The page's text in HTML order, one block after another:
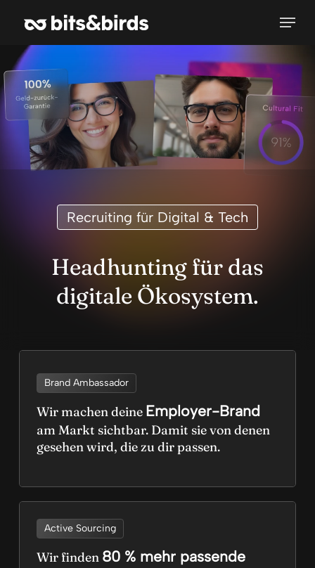
content
Menu
Recruiting für Digital & Tech
Headhunting für das
digitale Ökosystem.
Brand Ambassador
Wir machen deine Employer-Brand
am Markt sichtbar. Damit sie von denen
gesehen wird, die zu dir passen.
Active Sourcing
Wir finden 80 % mehr passende